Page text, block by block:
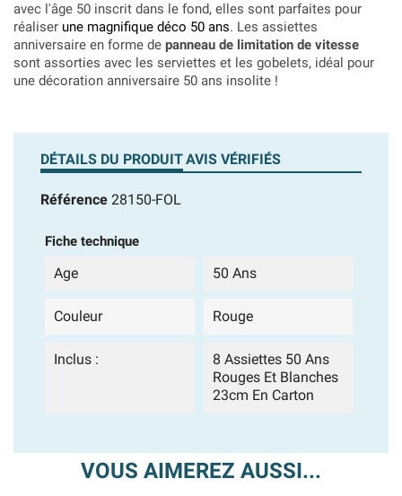
avec l'âge 50 inscrit dans le fond, elles sont parfaites pour
réaliser une magnifique déco 50 ans. Les assiettes
anniversaire en forme de panneau de limitation de vitesse
sont assorties avec les serviettes et les gobelets, idéal pour
une décoration anniversaire 50 ans insolite !
DÉTAILS DU PRODUITAVIS VÉRIFIÉS
Référence 28150-FOL
Fiche technique
Age 50 Ans
Couleur Rouge
Inclus :
8 Assiettes 50 Ans
Rouges Et Blanches
23cm En Carton
VOUS AIMEREZ AUSSI...